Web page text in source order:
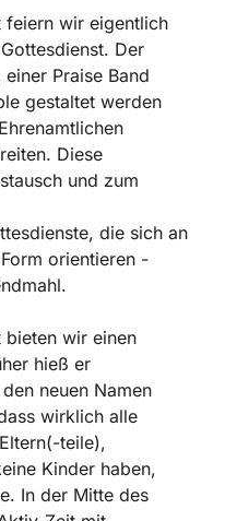
feiern wir eigentlich
Der
Praise Band
gestaltet werden
Diese
und zum
die sich an
orientieren -
bieten wir einen
hieß er
neuen Namen
wirklich alle
teile),
Kinder haben,
In der Mitte des